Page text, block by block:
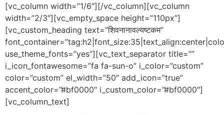
[vc_column width=”1/6″][/vc_column][vc_column
width=”2/3″][vc_empty_space height=”110px”]
[vc_custom_heading text=”शिवनानावल्यष्टकम”
use_theme_fonts=”yes”][vc_text_separator title=””
i_icon_fontawesome=”fa fa-sun-o” i_color=”custom”
color=”custom” el_width=”50″ add_icon=”true”
accent_color=”#bf0000″ i_custom_color=”#bf0000″]
[vc_column_text]